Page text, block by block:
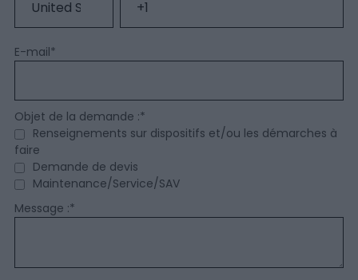
E-mail*
Objet de la demande :*
Renseignements sur dispositifs et/ou les démarches à
faire
Demande de devis
Maintenance/Service/SAV
Message :*